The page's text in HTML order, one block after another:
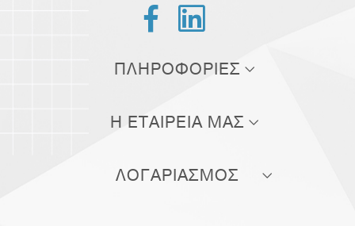
 
ΠΛΗΡΟΦΟΡΙΕΣ
Η ΕΤΑΙΡΕΙΑ ΜΑΣ
ΛΟΓΑΡΙΑΣΜΟΣ